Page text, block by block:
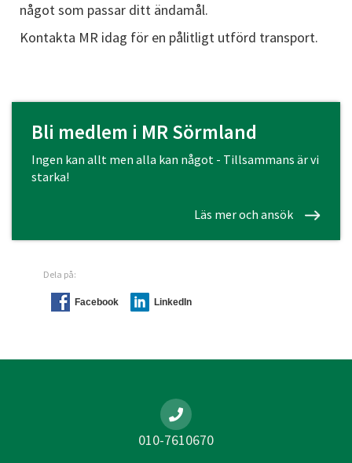
något som passar ditt ändamål.
Kontakta MR idag för en pålitligt utförd transport.
Bli medlem i MR Sörmland
Ingen kan allt men alla kan något - Tillsammans är vi
starka!
Läs mer och ansök
Dela på:
Facebook LinkedIn
010-7610670